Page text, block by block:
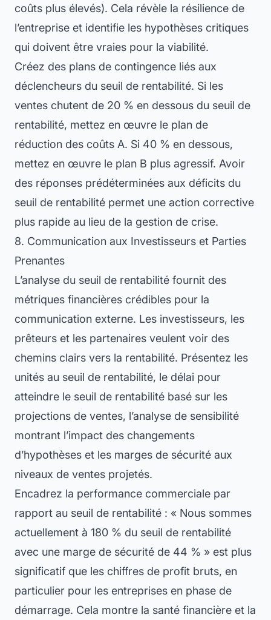
coûts plus élevés). Cela révèle la résilience de
l’entreprise et identifie les hypothèses critiques
qui doivent être vraies pour la viabilité.
Créez des plans de contingence liés aux
déclencheurs du seuil de rentabilité. Si les
ventes chutent de 20 % en dessous du seuil de
rentabilité, mettez en œuvre le plan de
réduction des coûts A. Si 40 % en dessous,
mettez en œuvre le plan B plus agressif. Avoir
des réponses prédéterminées aux déficits du
seuil de rentabilité permet une action corrective
plus rapide au lieu de la gestion de crise.
8. Communication aux Investisseurs et Parties
Prenantes
L’analyse du seuil de rentabilité fournit des
métriques financières crédibles pour la
communication externe. Les investisseurs, les
prêteurs et les partenaires veulent voir des
chemins clairs vers la rentabilité. Présentez les
unités au seuil de rentabilité, le délai pour
atteindre le seuil de rentabilité basé sur les
projections de ventes, l’analyse de sensibilité
montrant l’impact des changements
d’hypothèses et les marges de sécurité aux
niveaux de ventes projetés.
Encadrez la performance commerciale par
rapport au seuil de rentabilité : « Nous sommes
actuellement à 180 % du seuil de rentabilité
avec une marge de sécurité de 44 % » est plus
significatif que les chiffres de profit bruts, en
particulier pour les entreprises en phase de
démarrage. Cela montre la santé financière et la